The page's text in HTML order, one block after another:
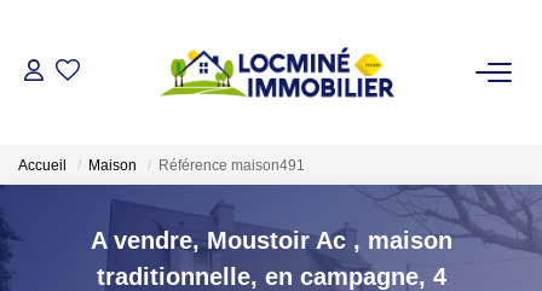
LOUER
Accueil Maison Référence maison491
A vendre, Moustoir Ac , maison
traditionnelle, en campagne, 4